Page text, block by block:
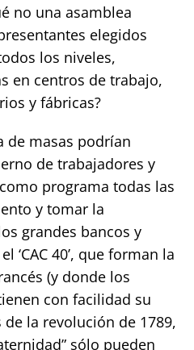
no una asamblea
elegidos
los niveles,
en centros de trabajo,
y fábricas?
de masas podrían
de trabajadores y
programa todas las
y tomar la
grandes bancos y
‘CAC 40’, que forman la
(y donde los
con facilidad su
de la revolución de 1789,
sólo pueden